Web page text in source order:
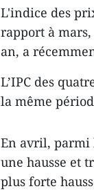
L'indice des
rapport à mars,
an, a
L’IPC des
la même
En avril, parmi
une hausse et
plus forte